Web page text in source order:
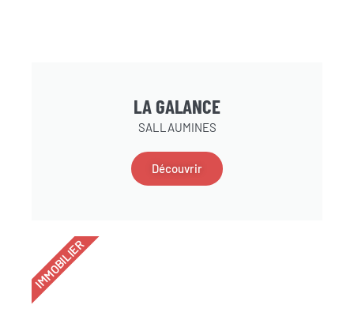
LA GALANCE
SALLAUMINES
Découvrir
IMMOBILIER